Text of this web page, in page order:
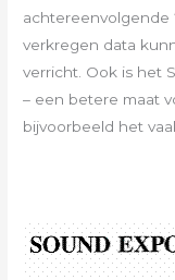
achtereenvolgende
verkregen data
verricht. Ook is het
– een betere maat
bijvoorbeeld het